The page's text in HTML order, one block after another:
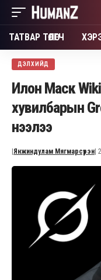
ТАТВАР ТӨЛӨГЧ
ДЭЛХИЙД
Илон Маск
хувилбарын
нээлээ
Янжиндулам Мягмарсүрэн |